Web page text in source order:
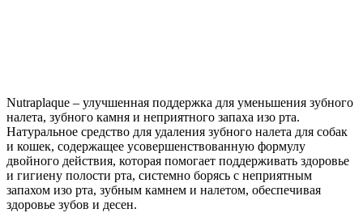
Nutraplaque – улучшенная поддержка для уменьшения зубного
налета, зубного камня и неприятного запаха изо рта.
Натуральное средство для удаления зубного налета для собак
и кошек, содержащее усовершенствованную формулу
двойного действия, которая помогает поддерживать здоровье
и гигиену полости рта, системно борясь с неприятным
запахом изо рта, зубным камнем и налетом, обеспечивая
здоровье зубов и десен.